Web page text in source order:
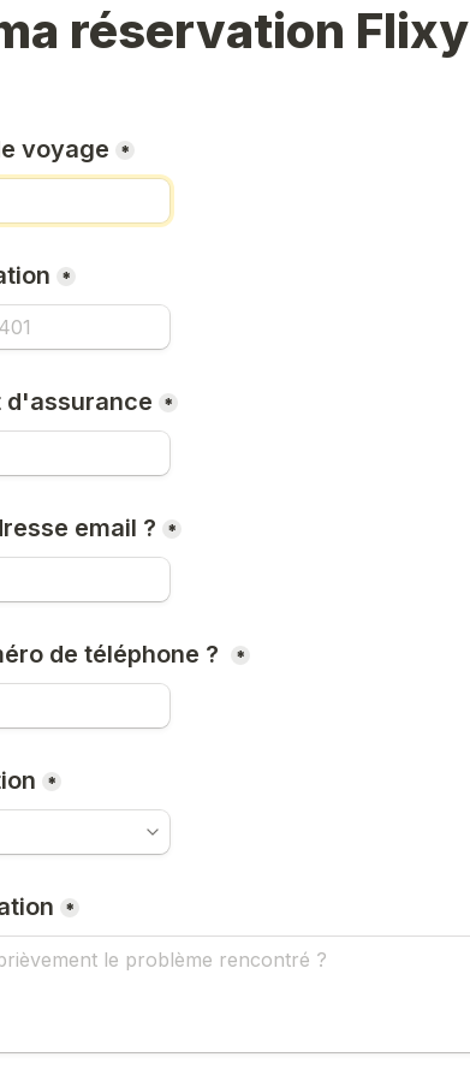
réservation Flixy
voyage *
*
d'assurance *
email ? *
de téléphone ? *
*
*